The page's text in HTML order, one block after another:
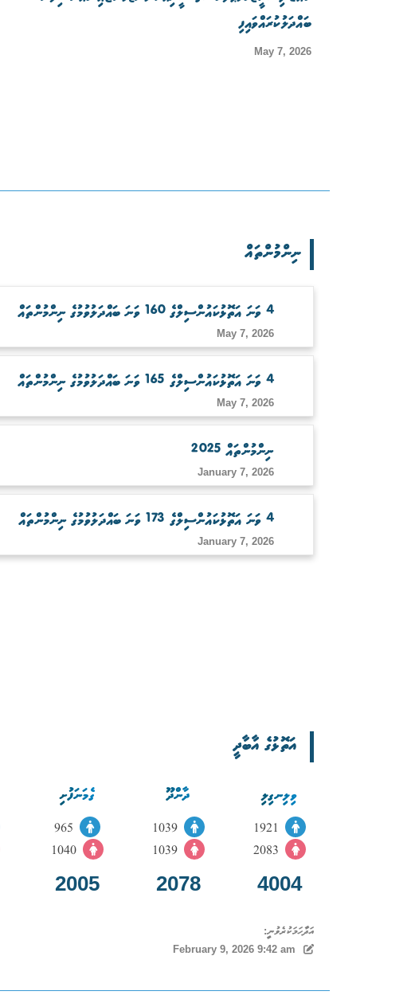
ބައްދަލުކުރައްވައިފި
May 7, 2026
ނިންމުންތައް
4 ވަނަ އަތޮޅުކައުންސިލްގެ 160 ވަނަ ބައްދަލުވުމުގެ ނިންމުންތައް
May 7, 2026
4 ވަނަ އަތޮޅުކައުންސިލްގެ 165 ވަނަ ބައްދަލުވުމުގެ ނިންމުންތައް
May 7, 2026
ނިންމުންތައް 2025
January 7, 2026
4 ވަނަ އަތޮޅުކައުންސިލްގެ 173 ވަނަ ބައްދަލުވުމުގެ ނިންމުންތައް
January 7, 2026
އަތޮޅުގެ އާބާދީ
ވިލިނގިލި
4004
ދާންދޫ
1039
1039
2078
ގެމަނަފުށި
965
1040
2005
އަދާހަމަކުރެވުނީ:
February 9, 2026 9:42 am